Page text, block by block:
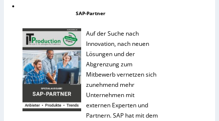
SAP-Partner
Auf der Suche nach
Innovation, nach neuen
Lösungen und der
Abgrenzung zum
Mitbewerb vernetzen sich
zunehmend mehr
Unternehmen mit
externen Experten und
Partnern. SAP hat mit dem